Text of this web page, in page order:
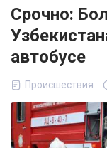
Срочно:
автобусе
Происшествия